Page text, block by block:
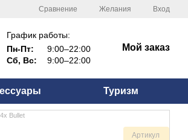
Сравнение Желания Вход
График работы:
Пн-Пт:
9:00–22:00
Сб, Вс:
9:00–22:00
Мой заказ
Туризм
Bullet
Артикул